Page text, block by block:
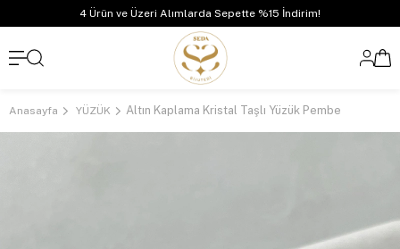
4 Ürün ve Üzeri Alımlarda Sepette %15 İndirim!
Anasayfa YÜZÜK Altın Kaplama Kristal Taşlı Yüzük Pembe